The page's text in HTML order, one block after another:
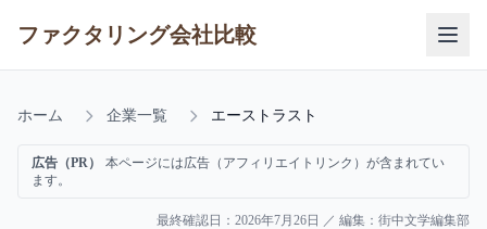
ファクタリング会社比較
ホーム 企業一覧 エーストラスト
広告（PR）
本ページには広告（アフィリエイトリンク）が含まれてい
ます。
最終確認日： 2026年7月26日 ／ 編集： 街中文学編集部